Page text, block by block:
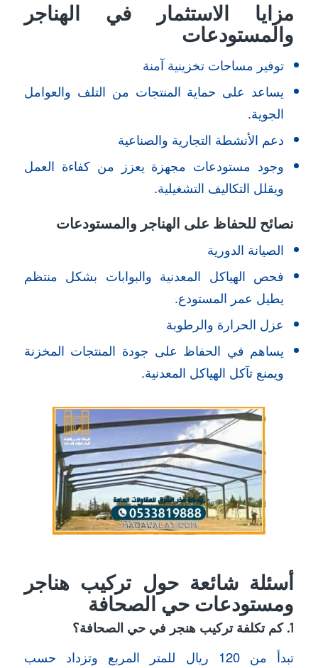
مزايا الاستثمار في الهناجر
والمستودعات
توفير مساحات تخزينية آمنة
يساعد على حماية المنتجات من التلف والعوامل
الجوية.
دعم الأنشطة التجارية والصناعية
وجود مستودعات مجهزة يعزز من كفاءة العمل
ويقلل التكاليف التشغيلية.
نصائح للحفاظ على الهناجر والمستودعات
الصيانة الدورية
فحص الهياكل المعدنية والبوابات بشكل منتظم
يطيل عمر المستودع.
عزل الحرارة والرطوبة
يساهم في الحفاظ على جودة المنتجات المخزنة
ويمنع تآكل الهياكل المعدنية.
أسئلة شائعة حول تركيب هناجر
ومستودعات حي الصحافة
1. كم تكلفة تركيب هنجر في حي الصحافة؟
تبدأ من 120 ريال للمتر المربع وتزداد حسب